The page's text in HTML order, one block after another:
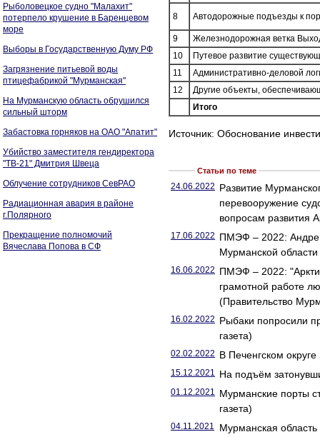
Рыболовецкое судно "Малахит"
потерпело крушение в Баренцевом
море
Выборы в Государственную Думу РФ
Загрязнение питьевой воды
птицефабрикой "Мурманская"
На Мурманскую область обрушился
сильный шторм
Забастовка горняков на ОАО "Апатит"
Убийство заместителя гендиректора
"ТВ-21" Дмитрия Швеца
Облучение сотрудников СевРАО
Радиационная авария в районе
г.Полярного
Прекращение полномочий
Вячеслава Попова в СФ
8 Автодорожные подъезды к
9
Железнодорожная ветка
10
Путевое развитие
11
Административно-деловой
12
Другие объекты,
Итого
Источник: Обоснование
Статьи по теме
24.06.2022 Развитие
перевооружение
вопросам развития
17.06.2022 ПМЭФ – 2022:
Мурманской
16.06.2022 ПМЭФ – 2022:
грамотной работе
(Правительство
16.02.2022 Рыбаки попросили
газета)
02.02.2022 В Печенгском
15.12.2021 На подъём
01.12.2021 Мурманские порты
газета)
04.11.2021 Мурманская область